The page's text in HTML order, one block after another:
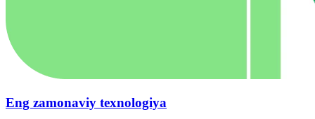
Eng zamonaviy texnologiya